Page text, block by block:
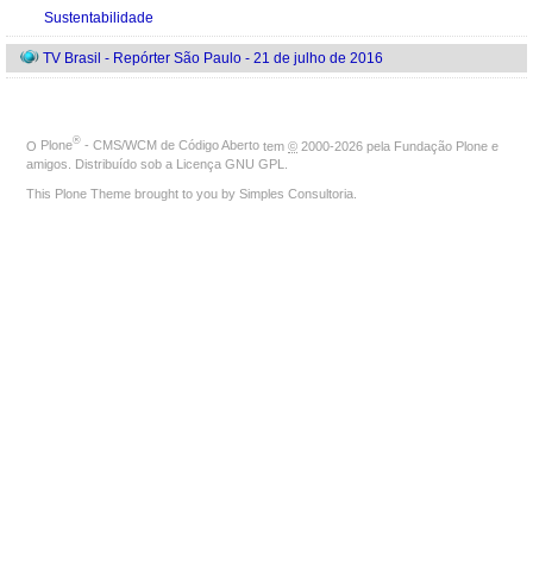
Sustentabilidade
TV Brasil - Repórter São Paulo - 21 de julho de 2016
O Plone® - CMS/WCM de Código Aberto tem © 2000-2026 pela Fundação Plone e
amigos. Distribuído sob a
Licença GNU GPL
This Plone Theme brought to you by Simples Consultoria